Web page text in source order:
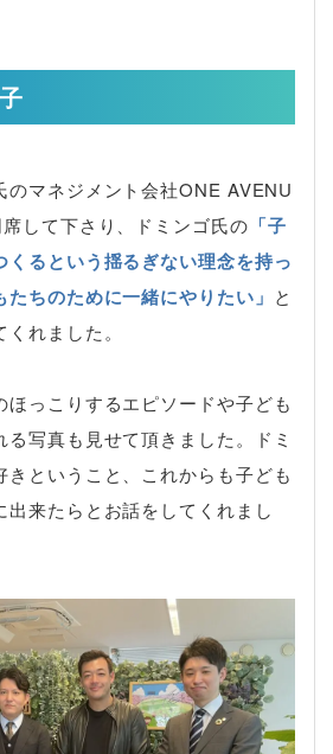
のマネジメント会社ONE AVENU
して下さり、ドミンゴ氏の 「子
くるという揺るぎない理念を持っ
ちのために一緒にやりたい」 と
れました。
ほっこりするエピソードや子ども
写真も見せて頂きました。ドミ
きということ、これからも子ども
出来たらとお話をしてくれまし